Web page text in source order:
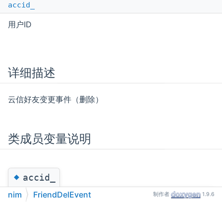
accid_
用户ID
详细描述
云信好友变更事件（删除）
类成员变量说明
◆accid_
std::string nim::FriendDelEvent::accid_
nim FriendDelEvent 制作者 1.9.6